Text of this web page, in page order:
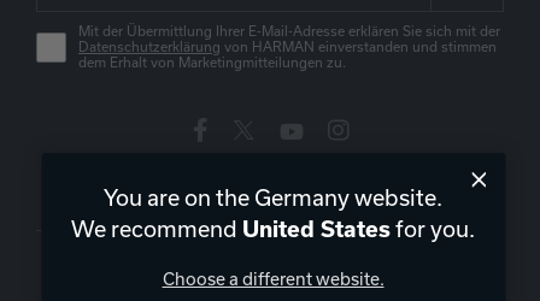
Mit der Übermittlung Ihrer E-Mail-Adresse erklären Sie sich mit der
Datenschutzerklärung von HARMAN einverstanden und stimmen
dem Erhalt von Marketingmitteilungen zu.
Deutschland| DE
You are on the Germany website.
We recommend United Statesfor you.
Choose a different website.